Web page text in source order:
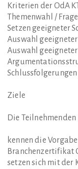
Kriterien der OdA
Themenwahl /
Setzen geeigneter
Auswahl
Auswahl
Ziele
Die Teilnehmenden
kennen die
Branchenzertifikat
setzen sich mit der